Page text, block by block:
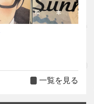
一覧を見る